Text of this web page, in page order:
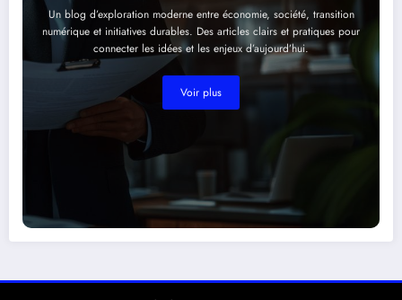
Un blog d’exploration moderne entre économie, société, transition
numérique et initiatives durables. Des articles clairs et pratiques pour
connecter les idées et les enjeux d’aujourd’hui.
Voir plus